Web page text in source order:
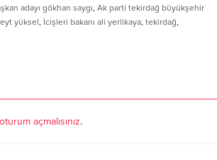
adayı gökhan saygı, Ak parti tekirdağ büyükşehir
yüksel, İcişleri bakanı ali yerlikaya, tekirdağ,
oturum açmalısınız.